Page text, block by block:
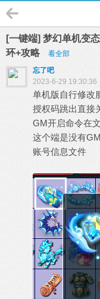
[一键端] 梦幻单机变
环+攻略
看全部
忘了吧
2023-6-29 19:30:36
单机版自行修改
授权码跳出直接
GM开启命令在
这个端是没有
账号信息文件